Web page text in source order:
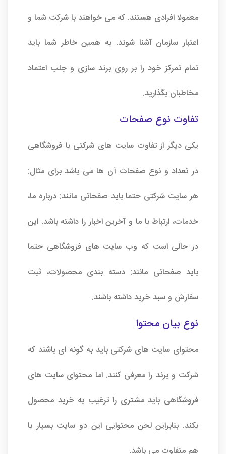
معمولا افرادی هستند. که می خواهند با شرکت شما و
اعتبار سازمان آشنا شوند. به همین خاطر شما باید
تمام تمرکز خود را بر روی برند سازی و جلب اعتماد
مخاطبان بگذارید.
تفاوت نوع صفحات
یکی دیگر از تفاوت سایت های شرکتی با فروشگاهی
در تعداد و نوع صفحات آن ها می باشد برای مثال:
هر سایت شرکتی حتما باید صفحاتی مانند: درباره ما،
خدمات، ارتباط با ما و آخرین اخبار را داشته باشد. این
در حالی است که وب سایت های فروشگاهی حتما
باید صفحاتی مانند: دسته بندی محصولات، ثبت
سفارش و سبد خرید داشته باشند.
نوع بیان محتوا
محتوای سایت های شرکتی باید به گونه ای باشند که
شرکت و برند را معرفی کنند. اما محتوای سایت های
فروشگاهی باید مشتری را ترغیب به خرید محصول
بکند. بنابراین لحن محتوایی این دو سایت بسیار با
هم متفاوت می باشد.